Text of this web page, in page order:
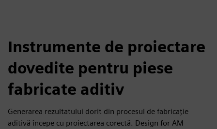
Instrumente de proiectare
dovedite pentru piese
fabricate aditiv
Generarea rezultatului dorit din procesul de fabricație
aditivă începe cu proiectarea corectă. Design for AM